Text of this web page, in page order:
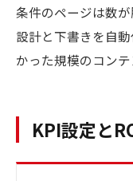
条件のページは数
設計と下書きを自
かった規模のコンテ
KPI設定と